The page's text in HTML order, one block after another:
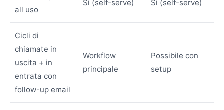
all uso
Si (self-serve) Si (self-serve)
Cicli di
chiamate in
uscita + in
entrata con
follow-up email
Workflow
principale
Possibile con
setup